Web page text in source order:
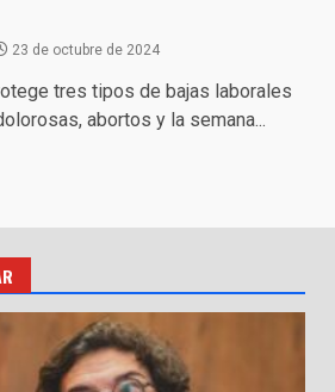
23 de octubre de 2024
tres tipos de bajas laborales
abortos y la semana...